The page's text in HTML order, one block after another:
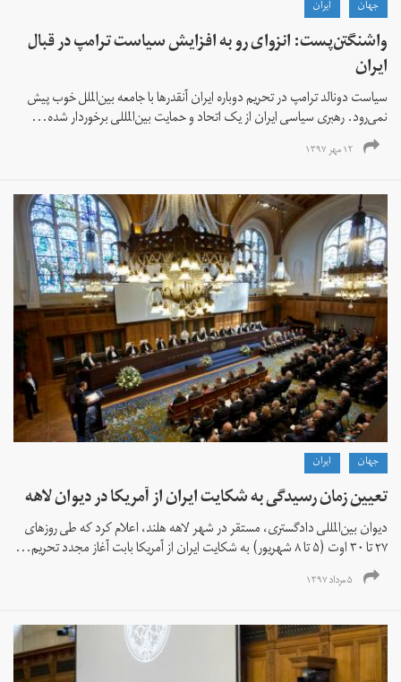
جهان ايران
واشنگتن‌پست: انزوای رو به افزایش سیاست ترامپ در قبال
ایران
سیاست دونالد ترامپ در تحریم دوباره ایران آنقدرها با جامعه بین‌الملل خوب پیش
نمی‌رود. رهبری سیاسی ایران از یک اتحاد و حمایت بین‌المللی برخوردار شده...
۱۲ مهر ۱۳۹۷
جهان ايران
تعیین زمان رسیدگی به شکایت ایران از آمریکا در دیوان لاهه
دیوان بین‌المللی دادگستری، مستقر در شهر لاهه هلند، اعلام کرد که طی روزهای
۲۷ تا ۳۰ اوت (۵ تا ۸ شهریور) به شکایت ایران از آمریکا بابت آغاز مجدد تحریم‌...
۵ مرداد ۱۳۹۷